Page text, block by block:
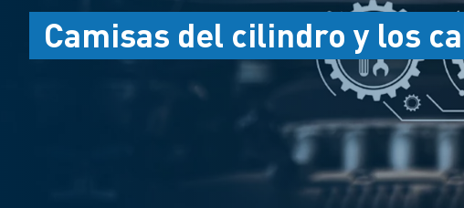
Camisas del cilindro y los